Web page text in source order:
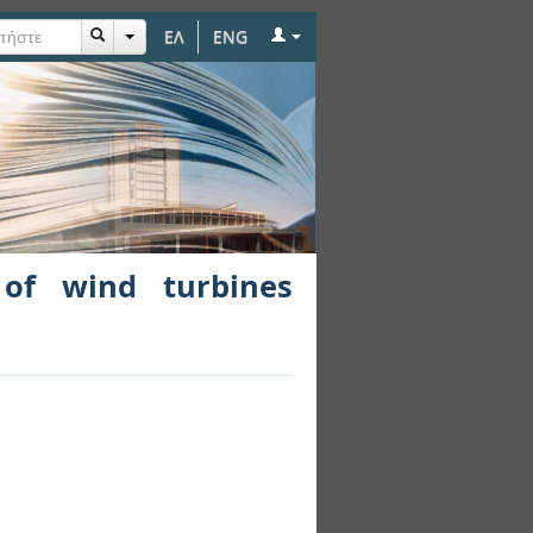
ΕΛ ENG
and protection
of wind turbines